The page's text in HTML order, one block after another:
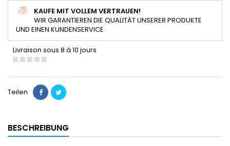
KAUFE MIT VOLLEM VERTRAUEN!
WIR GARANTIEREN DIE QUALITÄT UNSERER PRODUKTE
UND EINEN KUNDENSERVICE
Livraison sous 8 à 10 jours
Teilen
BESCHREIBUNG